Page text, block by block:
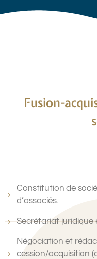
Fusion-
Constitution de
d’associés.
Secrétariat juridique
Négociation et
cession/acquisition